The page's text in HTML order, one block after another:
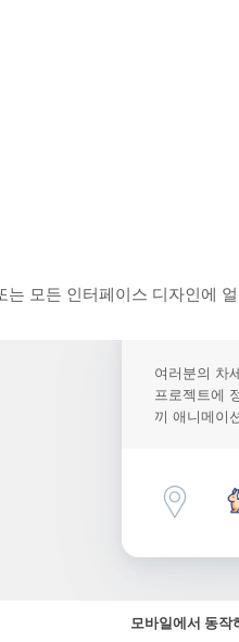
모든 인터페이스 디자인에
여러분의 차
프로젝트에
끼 애니메이
모바일에서 동작